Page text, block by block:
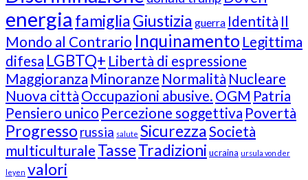
energia famigliaGiustizia guerra Identità Il
Mondo al Contrario Inquinamento Legittima
difesa LGBTQ+ Libertà di espressione
Maggioranza Minoranze Normalità Nucleare
Nuova città Occupazioni abusive. OGM Patria
Pensiero unico Percezione soggettiva Povertà
Progresso russia salute SicurezzaSocietà
multiculturale TasseTradizioni ucraina ursula von der
leyen valori